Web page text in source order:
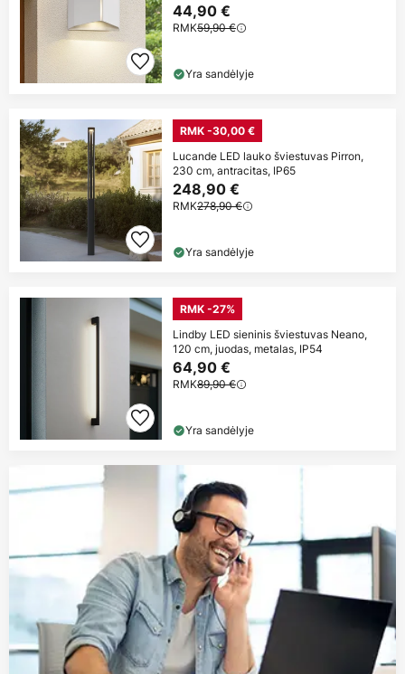
44,90 €
RMK59,90 €
Yra sandėlyje
RMK -30,00 €
Lucande LED lauko šviestuvas Pirron,
230 cm, antracitas, IP65
248,90 €
RMK278,90 €
Yra sandėlyje
RMK -27%
Lindby LED sieninis šviestuvas Neano,
120 cm, juodas, metalas, IP54
64,90 €
RMK89,90 €
Yra sandėlyje